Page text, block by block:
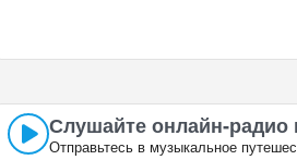
Слушайте
Отправьтесь в музыкальное